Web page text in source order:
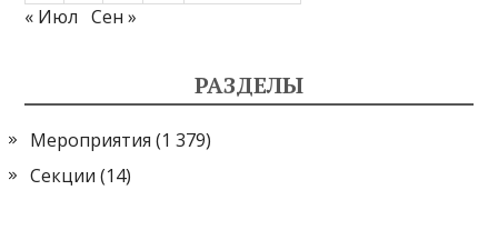
« Июл
Сен »
РАЗДЕЛЫ
Мероприятия (1 379)
Секции (14)